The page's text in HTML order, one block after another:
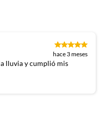
hace 3 meses
lluvia y cumplió mis